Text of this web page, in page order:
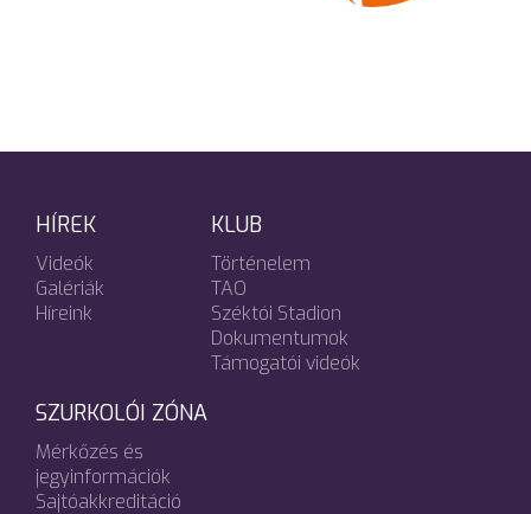
HÍREK
Videók
Galériák
Híreink
KLUB
Történelem
TAO
Széktói Stadion
Dokumentumok
Támogatói videók
SZURKOLÓI ZÓNA
Mérkőzés és
jegyinformációk
Sajtóakkreditáció